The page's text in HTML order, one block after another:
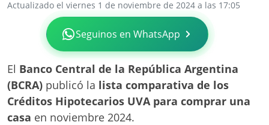
Actualizado el viernes 1 de noviembre de 2024 a las 17:05
Seguinos en WhatsApp
El Banco Central de la República Argentina
(BCRA) publicó la lista comparativa de los
Créditos Hipotecarios UVA para comprar una
casa en noviembre 2024.